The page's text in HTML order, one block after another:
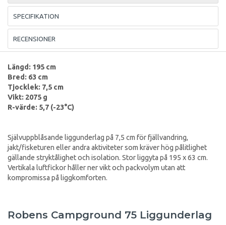
SPECIFIKATION
RECENSIONER
Längd: 195 cm
Bred: 63 cm
Tjocklek: 7,5 cm
Vikt: 2075 g
R-värde: 5,7 (-23°C)
Självuppblåsande liggunderlag på 7,5 cm för fjällvandring,
jakt/fisketuren eller andra aktiviteter som kräver hög pålitlighet
gällande stryktålighet och isolation. Stor liggyta på 195 x 63 cm.
Vertikala luftfickor håller ner vikt och packvolym utan att
kompromissa på liggkomforten.
Robens Campground 75 Liggunderlag